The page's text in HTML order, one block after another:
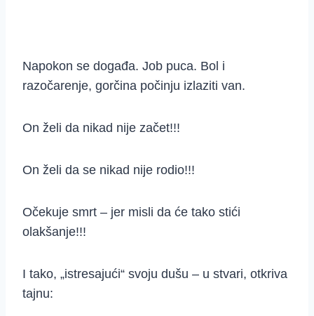
Napokon se događa. Job puca. Bol i
razočarenje, gorčina počinju izlaziti van.
On želi da nikad nije začet!!!
On želi da se nikad nije rodio!!!
Očekuje smrt – jer misli da će tako stići
olakšanje!!!
I tako, „istresajući“ svoju dušu – u stvari, otkriva
tajnu: